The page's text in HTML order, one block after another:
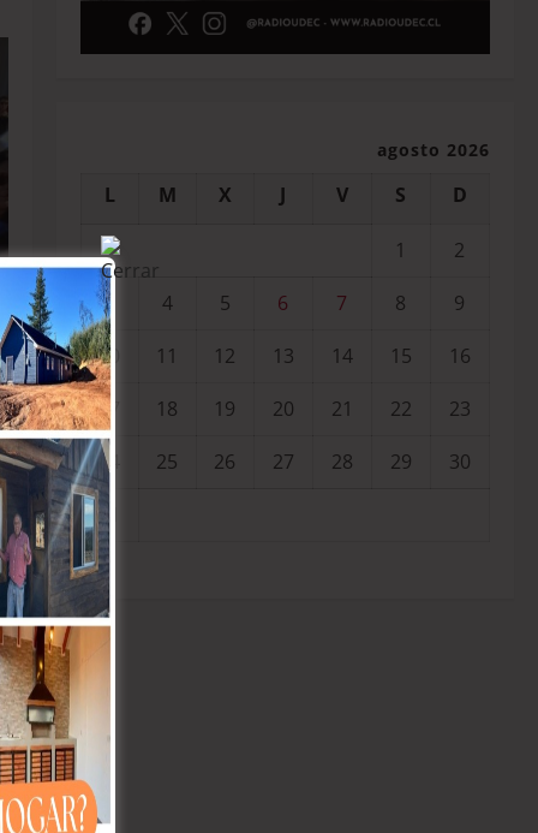
agosto 2026
L M X J V S D
1
2
3
4 5 6 7 8
9
10
11 12 13 14 15
16
17
18 19 20 21 22
23
24
25 26 27 28 29
30
31
« Jul